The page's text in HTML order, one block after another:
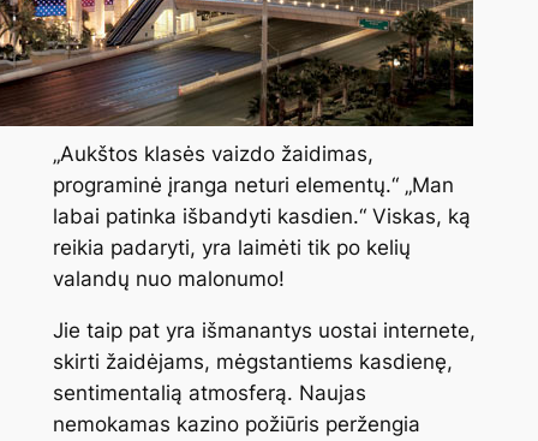
„Aukštos klasės vaizdo žaidimas,
programinė įranga neturi elementų.“ „Man
labai patinka išbandyti kasdien.“ Viskas, ką
reikia padaryti, yra laimėti tik po kelių
valandų nuo malonumo!
Jie taip pat yra išmanantys uostai internete,
skirti žaidėjams, mėgstantiems kasdienę,
sentimentalią atmosferą. Naujas
nemokamas kazino požiūris peržengia